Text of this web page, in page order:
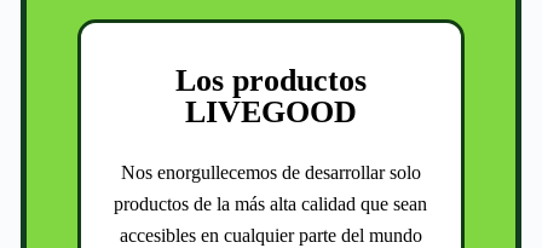
Los productos
LIVEGOOD
Nos enorgullecemos de desarrollar solo
productos de la más alta calidad que sean
accesibles en cualquier parte del mundo